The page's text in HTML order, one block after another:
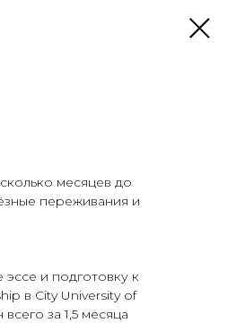
месяцев до
переживания и
и подготовку к
в City University of
за 1,5 месяца